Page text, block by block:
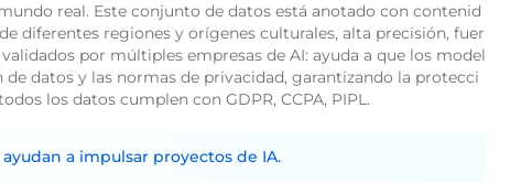
real. Este conjunto de datos está anotado con contenid
diferentes regiones y orígenes culturales, alta precisión, fuer
por múltiples empresas de AI: ayuda a que los model
datos y las normas de privacidad, garantizando la protecci
los datos cumplen con GDPR, CCPA, PIPL.
a impulsar proyectos de IA.